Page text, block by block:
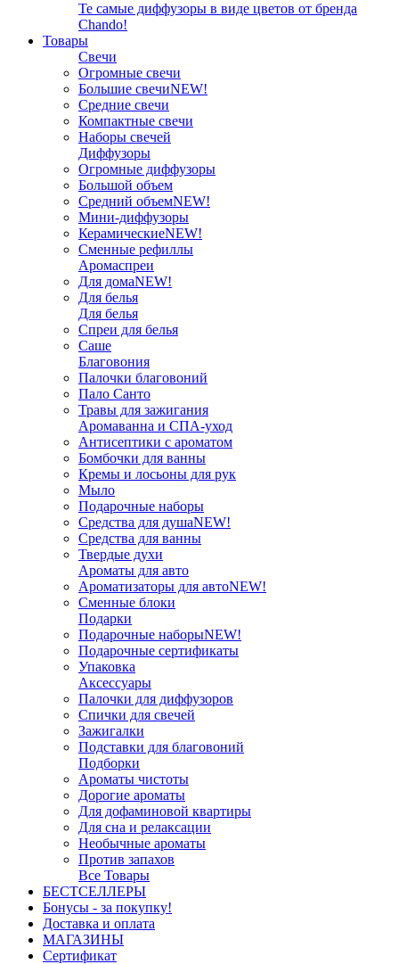
Те самые диффузоры в виде цветов от бренда
Chando!
Товары
Свечи
Огромные свечи
Большие свечиNEW!
Средние свечи
Компактные свечи
Наборы свечей
Диффузоры
Огромные диффузоры
Большой объем
Средний объемNEW!
Мини-диффузоры
КерамическиеNEW!
Сменные рефиллы
Аромаспреи
Для домаNEW!
Для белья
Для белья
Спреи для белья
Саше
Благовония
Палочки благовоний
Пало Санто
Травы для зажигания
Аромаванна и СПА-уход
Антисептики с ароматом
Бомбочки для ванны
Кремы и лосьоны для рук
Мыло
Подарочные наборы
Средства для душаNEW!
Средства для ванны
Твердые духи
Ароматы для авто
Ароматизаторы для автоNEW!
Сменные блоки
Подарки
Подарочные наборыNEW!
Подарочные сертификаты
Упаковка
Аксессуары
Палочки для диффузоров
Спички для свечей
Зажигалки
Подставки для благовоний
Подборки
Ароматы чистоты
Дорогие ароматы
Для дофаминовой квартиры
Для сна и релаксации
Необычные ароматы
Против запахов
Все Товары
БЕСТСЕЛЛЕРЫ
Бонусы - за покупку!
Доставка и оплата
МАГАЗИНЫ
Cертификат